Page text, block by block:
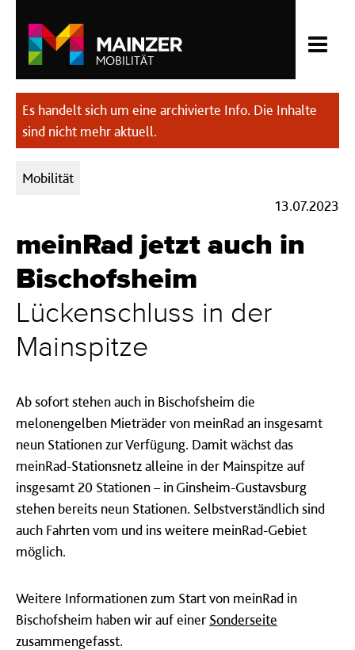
Es handelt sich um eine archivierte Info. Die Inhalte
sind nicht mehr aktuell.
Kategorien:
Mobilität
13.07.2023
meinRad jetzt auch in
Bischofsheim
Lückenschluss in der
Mainspitze
Ab sofort stehen auch in Bischofsheim die
melonengelben Mieträder von meinRad an insgesamt
neun Stationen zur Verfügung. Damit wächst das
meinRad-Stationsnetz alleine in der Mainspitze auf
insgesamt 20 Stationen – in Ginsheim-Gustavsburg
stehen bereits neun Stationen. Selbstverständlich sind
auch Fahrten vom und ins weitere meinRad-Gebiet
möglich.
Weitere Informationen zum Start von meinRad in
Bischofsheim haben wir auf einer Sonderseite
zusammengefasst.